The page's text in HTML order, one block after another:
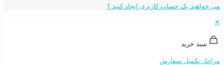
می خواهید یک حساب کاربری ایجاد کنید ؟
✕
سبد خرید
مراحل تکمیل سفارش